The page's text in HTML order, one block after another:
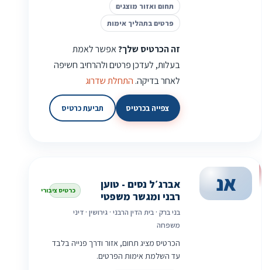
תחום ואזור מוצגים
פרטים בתהליך אימות
זה הכרטיס שלך?אפשר לאמת
בעלות, לעדכן פרטים ולהרחיב חשיפה
לאחר בדיקה. התחלת שדרוג
צפייה בכרטיס תביעת כרטיס
אנ
אברג׳ל נסים - טוען
רבני ומגשר משפטי
כרטיס ציבורי
בני ברק · בית הדין הרבני · גירושין · דיני
משפחה
הכרטיס מציג תחום, אזור ודרך פנייה בלבד
עד השלמת אימות הפרטים.